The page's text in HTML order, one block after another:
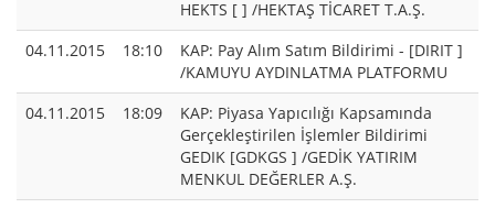
HEKTS [ ] /HEKTAŞ TİCARET T.A.Ş.
04.11.2015
18:10
KAP: Pay Alım Satım Bildirimi - [DIRIT ]
/KAMUYU AYDINLATMA PLATFORMU
04.11.2015
18:09
KAP: Piyasa Yapıcılığı Kapsamında
Gerçekleştirilen İşlemler Bildirimi
GEDIK [GDKGS ] /GEDİK YATIRIM
MENKUL DEĞERLER A.Ş.